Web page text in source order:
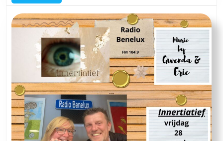
Schoofs